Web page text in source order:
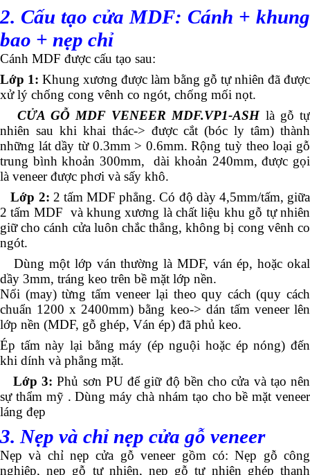
2. Cấu tạo cửa MDF: Cánh + khung
bao + nẹp chỉ
Cánh MDF được cấu tạo sau:
Lớp 1: Khung xương được làm bằng gỗ tự nhiên đã được
xử lý chống cong vênh co ngót, chống mối nọt.
CỬA GỖ MDF VENEER MDF.VP1-ASH là gỗ tự
nhiên sau khi khai thác-> được cắt (bóc ly tâm) thành
những lát dầy từ 0.3mm > 0.6mm. Rộng tuỳ theo loại gỗ
trung bình khoản 300mm, dài khoản 240mm, được gọi
là veneer được phơi và sấy khô.
Lớp 2: 2 tấm MDF phẳng. Có độ dày 4,5mm/tấm, giữa
2 tấm MDF và khung xương là chất liệu khu gỗ tự nhiên
giữ cho cánh cửa luôn chắc thẳng, không bị cong vênh co
ngót.
Dùng một lớp ván thường là MDF, ván ép, hoặc okal
dầy 3mm, tráng keo trên bề mặt lớp nền.
Nối (may) từng tấm veneer lại theo quy cách (quy cách
chuẩn 1200 x 2400mm) bằng keo-> dán tấm veneer lên
lớp nền (MDF, gỗ ghép, Ván ép) đã phủ keo.
Ép tấm này lại bằng máy (ép nguội hoặc ép nóng) đến
khi dính và phẳng mặt.
Lớp 3: Phủ sơn PU để giữ độ bền cho cửa và tạo nên
sự thẩm mỹ . Dùng máy chà nhám tạo cho bề mặt veneer
láng đẹp
3. Nẹp và chỉ nẹp cửa gỗ veneer
Nẹp và chỉ nẹp cửa gỗ veneer gồm có: Nẹp gỗ công
nghiệp, nẹp gỗ tự nhiên, nẹp gỗ tự nhiên ghép thanh